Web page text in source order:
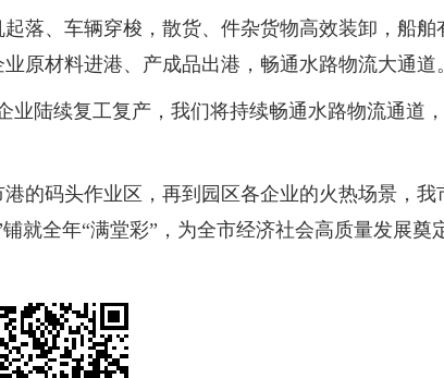
落、车辆穿梭，散货、件杂货物高效装卸，船
原材料进港、产成品出港，畅通水路物流大通道。
陆续复工复产，我们将持续畅通水路物流通道
的码头作业区，再到园区各企业的火热场景，
就全年“满堂彩”，为全市经济社会高质量发展奠